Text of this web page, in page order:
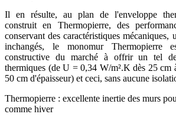
Il en résulte, au plan de l'enveloppe
construit en Thermopierre, des
conservant des caractéristiques mécaniques,
inchangés, le monomur Thermopierre
constructive du marché à offrir un tel
thermiques (de U = 0,34 W/m².K dès 25 cm
50 cm d'épaisseur) et ceci, sans aucune
Thermopierre : excellente inertie des murs
comme hiver